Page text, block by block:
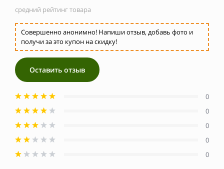
средний рейтинг товара
Совершенно анонимно! Напиши отзыв, добавь фото и
получи за это купон на скидку!
Оставить отзыв
0
0
0
0
0